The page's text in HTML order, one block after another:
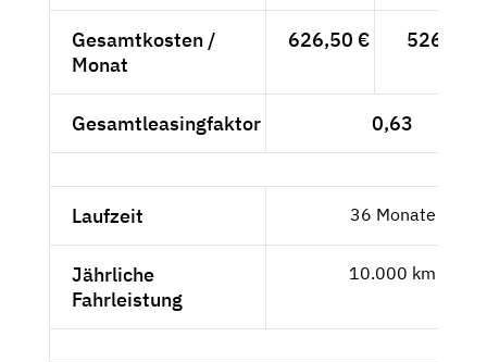
Gesamtkosten /
Monat
626,50 € 526,47 €
Gesamtleasingfaktor 0,63
Laufzeit 36 Monate
Jährliche
Fahrleistung
10.000 km